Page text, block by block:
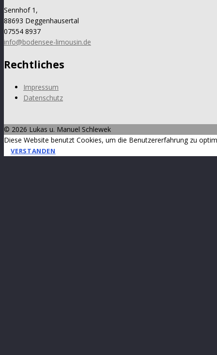
Sennhof 1,
88693 Deggenhausertal
07554 8937
info@bodensee-limousin.de
Rechtliches
Impressum
Datenschutz
© 2026 Lukas u. Manuel Schlewek
Diese Website benutzt Cookies, um die Benutzererfahrung zu
VERSTANDEN